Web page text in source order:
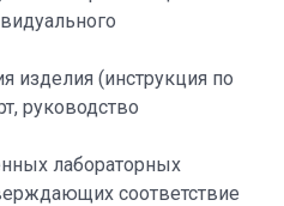
изделия (инструкция по
руководство
лабораторных
соответствие